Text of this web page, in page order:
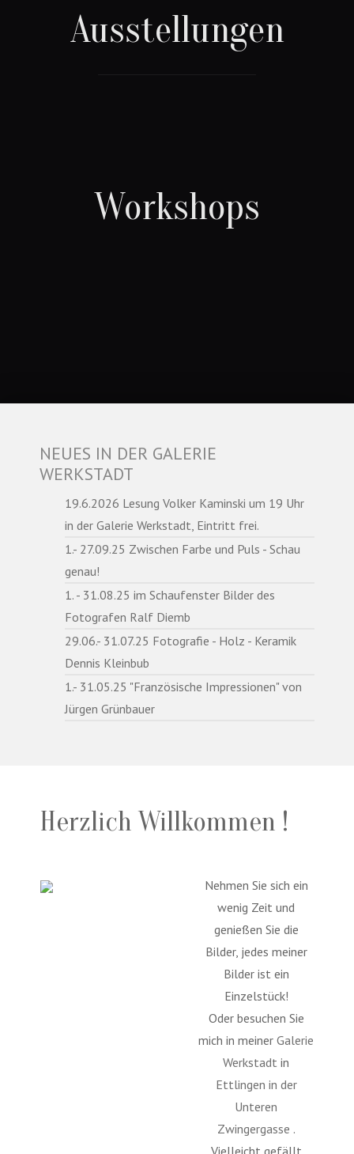
Ausstellungen
Workshops
NEUES IN DER GALERIE
WERKSTADT
19.6.2026 Lesung Volker Kaminski um 19 Uhr
in der Galerie Werkstadt, Eintritt frei.
1.- 27.09.25 Zwischen Farbe und Puls - Schau
genau!
1.⁠ ⁠- 31.08.25 im Schaufenster Bilder des
Fotografen Ralf Diemb
29.06.- 31.07.25 Fotografie - Holz - Keramik
Dennis Kleinbub
1.- 31.05.25 "Französische Impressionen" von
Jürgen Grünbauer
Herzlich Willkommen !
Nehmen Sie sich ein
wenig Zeit und
genießen Sie die
Bilder, jedes meiner
Bilder ist ein
Einzelstück!
Oder besuchen Sie
mich in meiner Galerie
Werkstadt in
Ettlingen in der
Unteren
Zwingergasse .
Vielleicht gefällt